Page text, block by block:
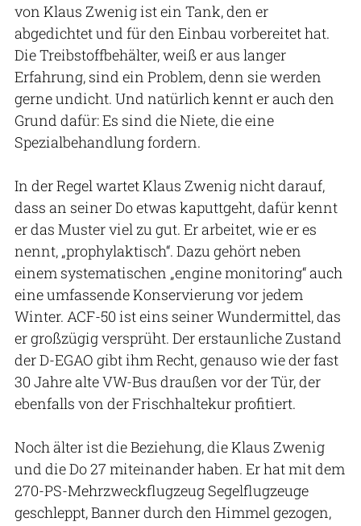
von Klaus Zwenig ist ein Tank, den er
abgedichtet und für den Einbau vorbereitet hat.
Die Treibstoffbehälter, weiß er aus langer
Erfahrung, sind ein Problem, denn sie werden
gerne undicht. Und natürlich kennt er auch den
Grund dafür: Es sind die Niete, die eine
Spezialbehandlung fordern.
In der Regel wartet Klaus Zwenig nicht darauf,
dass an seiner Do etwas kaputtgeht, dafür kennt
er das Muster viel zu gut. Er arbeitet, wie er es
nennt, „prophylaktisch“. Dazu gehört neben
einem systematischen „engine monitoring“ auch
eine umfassende Konservierung vor jedem
Winter. ACF-50 ist eins seiner Wundermittel, das
er großzügig versprüht. Der erstaunliche Zustand
der D-EGAO gibt ihm Recht, genauso wie der fast
30 Jahre alte VW-Bus draußen vor der Tür, der
ebenfalls von der Frischhaltekur profitiert.
Noch älter ist die Beziehung, die Klaus Zwenig
und die Do 27 miteinander haben. Er hat mit dem
270-PS-Mehrzweckflugzeug Segelflugzeuge
geschleppt, Banner durch den Himmel gezogen,